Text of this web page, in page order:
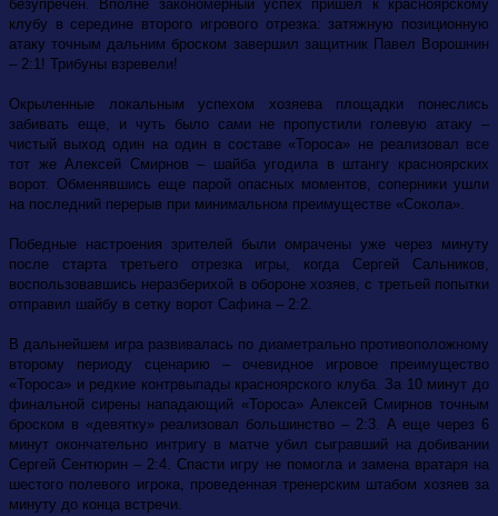
безупречен. Вполне закономерный успех пришел к красноярскому
клубу в середине второго игрового отрезка: затяжную позиционную
атаку точным дальним броском завершил защитник Павел Ворошнин
– 2:1! Трибуны взревели!
Окрыленные локальным успехом хозяева площадки понеслись
забивать еще, и чуть было сами не пропустили голевую атаку –
чистый выход один на один в составе «Тороса» не реализовал все
тот же Алексей Смирнов – шайба угодила в штангу красноярских
ворот. Обменявшись еще парой опасных моментов, соперники ушли
на последний перерыв при минимальном преимуществе «Сокола».
Победные настроения зрителей были омрачены уже через минуту
после старта третьего отрезка игры, когда Сергей Сальников,
воспользовавшись неразберихой в обороне хозяев, с третьей попытки
отправил шайбу в сетку ворот Сафина – 2:2.
В дальнейшем игра развивалась по диаметрально противоположному
второму периоду сценарию – очевидное игровое преимущество
«Тороса» и редкие контрвыпады красноярского клуба. За 10 минут до
финальной сирены нападающий «Тороса» Алексей Смирнов точным
броском в «девятку» реализовал большинство – 2:3. А еще через 6
минут окончательно интригу в матче убил сыгравший на добивании
Сергей Сентюрин – 2:4. Спасти игру не помогла и замена вратаря на
шестого полевого игрока, проведенная тренерским штабом хозяев за
минуту до конца встречи.